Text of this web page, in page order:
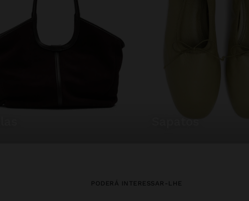
PODERÁ INTERESSAR-LHE